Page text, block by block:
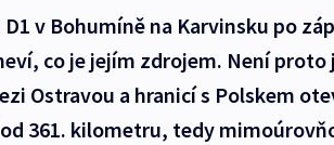
D1 v Bohumíně na Karvinsku po
co je jejím zdrojem. Není proto
Ostravou a hranicí s Polskem
361. kilometru, tedy